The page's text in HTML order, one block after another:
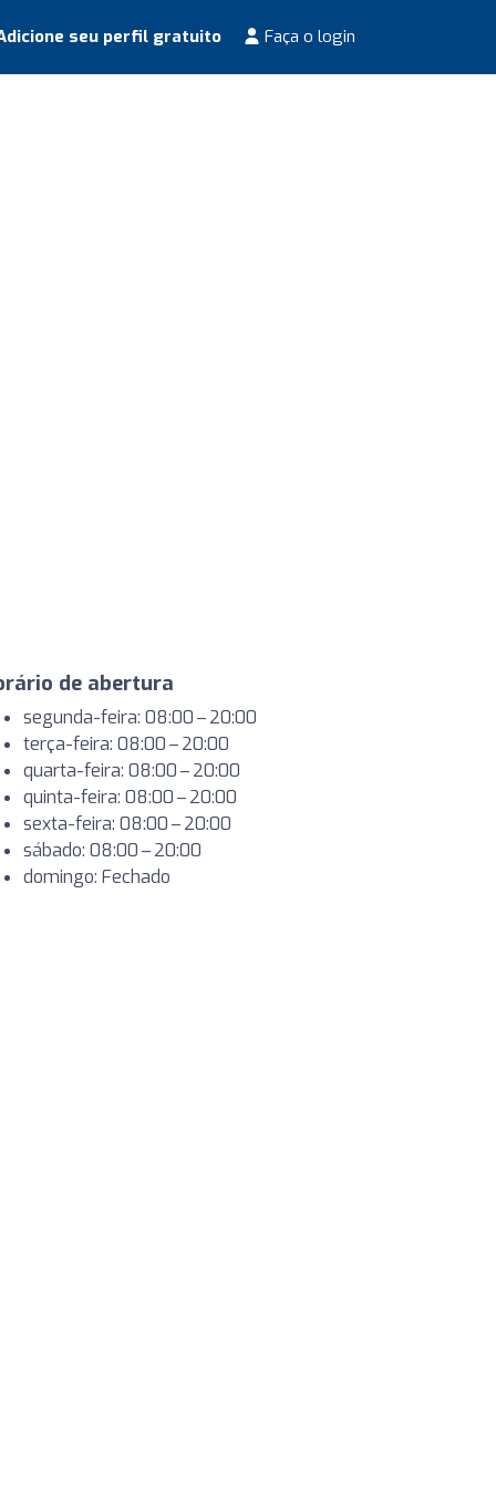
seu perfil gratuito Faça o login
de abertura
segunda-feira: 08:00 – 20:00
terça-feira: 08:00 – 20:00
quarta-feira: 08:00 – 20:00
quinta-feira: 08:00 – 20:00
sexta-feira: 08:00 – 20:00
sábado: 08:00 – 20:00
domingo: Fechado